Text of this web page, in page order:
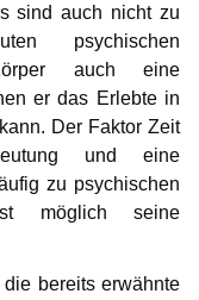
sind auch nicht zu
psychischen
auch eine
er das Erlebte in
Der Faktor Zeit
und eine
zu psychischen
möglich seine
bereits erwähnte